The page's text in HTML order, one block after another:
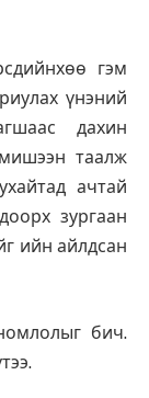
гэм
үнэний
дахин
таалж
ачтай
зургаан
ийн айлдсан
бич.